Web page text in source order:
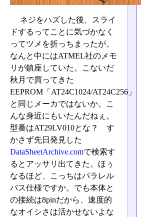
ネジをハズした後、スライ
ドするってことに気づかなく
ってツメを折っちまったが。
なんと中にはATMEL社のメモ
リが鎮座していた。こないだ
秋月で買ってきた
EEPROM「AT24C1024/AT24C256」
と同じメーカではないか。こ
んな身近にもいたんだねぇ。
型番はAT29LV010とな？ す
かさず先日発見した
DataSheetArchive.comで検索す
るとアッサリ出てきた。ほぅ
なるほど、こっちはパラレル
バス仕様ですか。でも本体と
の接続は8pinだから、速度的
なオイシさは活かせないよな